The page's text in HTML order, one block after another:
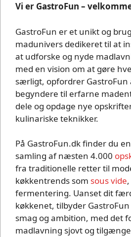
Vi er GastroFun –
GastroFun er et unikt og
madunivers dedikeret til at
at udforske og nyde
med en vision om at gøre
særligt, opfordrer GastroFun
begyndere til erfarne
dele og opdage nye
kulinariske teknikker.
På GastroFun.dk finder du
samling af næsten 4.000
fra traditionelle retter til
køkkentrends som sous vide
fermentering. Uanset dit
køkkenet, tilbyder
smag og ambition, med det
madlavning sjovt og